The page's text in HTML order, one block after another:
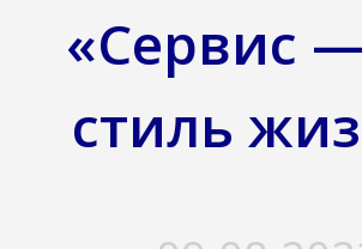
«Сервис
стиль